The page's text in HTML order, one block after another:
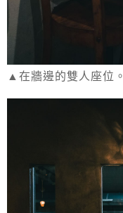
▲在牆邊的雙人座位。